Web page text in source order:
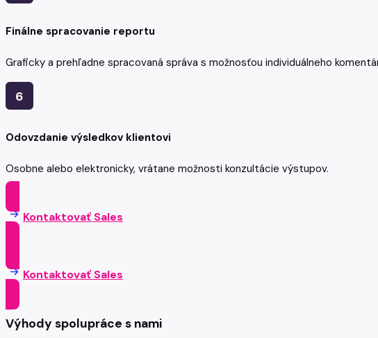
Finálne spracovanie reportu
Graficky a prehľadne spracovaná správa s možnosťou individuálneho
6
Odovzdanie výsledkov klientovi
Osobne alebo elektronicky, vrátane možnosti konzultácie výstupov.
Kontaktovať Sales
Kontaktovať Sales
Výhody spolupráce s nami